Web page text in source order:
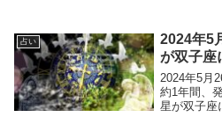
金星、『拡
そ...
占い
2024年5
が双子座
2024年5月
約1年間、
星が双子座